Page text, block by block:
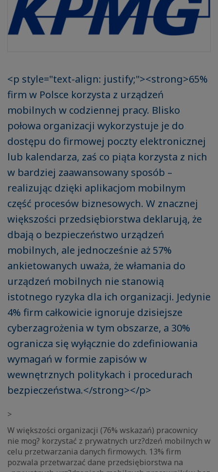
<p style="text-align: justify;"><strong>65%
firm w Polsce korzysta z urządzeń
mobilnych w codziennej pracy. Blisko
połowa organizacji wykorzystuje je do
dostępu do firmowej poczty elektronicznej
lub kalendarza, zaś co piąta korzysta z nich
w bardziej zaawansowany sposób –
realizując dzięki aplikacjom mobilnym
część procesów biznesowych. W znacznej
większości przedsiębiorstwa deklarują, że
dbają o bezpieczeństwo urządzeń
mobilnych, ale jednocześnie aż 57%
ankietowanych uważa, że włamania do
urządzeń mobilnych nie stanowią
istotnego ryzyka dla ich organizacji. Jedynie
4% firm całkowicie ignoruje dzisiejsze
cyberzagrożenia w tym obszarze, a 30%
ogranicza się wyłącznie do zdefiniowania
wymagań w formie zapisów w
wewnętrznych politykach i procedurach
bezpieczeństwa.</strong></p>
>
W większości organizacji (76% wskazań) pracownicy
nie mog? korzystać z prywatnych urz?dzeń mobilnych w
celu przetwarzania danych firmowych. 13% firm
pozwala przetwarzać dane przedsiębiorstwa na